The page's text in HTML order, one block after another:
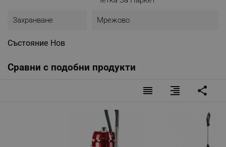
Захранване Мрежово
Състояние Нов
Сравни с подобни продукти
reorder format_align_right share